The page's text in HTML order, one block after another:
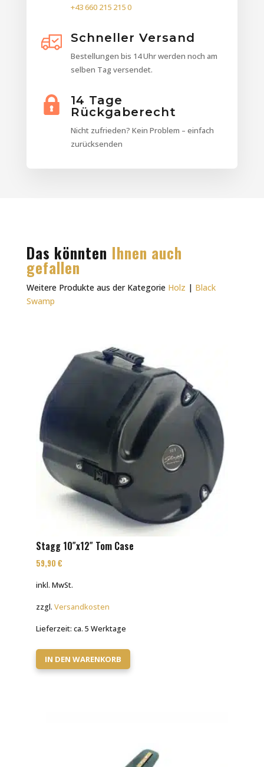
+43 660 215 215 0
Schneller Versand
Bestellungen bis 14 Uhr werden noch am
selben Tag versendet.
14 Tage
Rückgaberecht
Nicht zufrieden? Kein Problem – einfach
zurücksenden
Das könnten Ihnen auch
gefallen
Weitere Produkte aus der Kategorie Holz | Black
Swamp
Stagg 10″x12″ Tom Case
59,90 €
inkl. MwSt.
zzgl. Versandkosten
Lieferzeit: ca. 5 Werktage
IN DEN WARENKORB